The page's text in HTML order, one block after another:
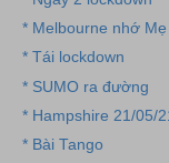
* Melbourne nhớ Mẹ
* Tái lockdown
* SUMO ra đường
* Hampshire 21/05/
* Bài Tango